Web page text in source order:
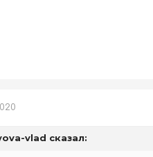
vlad сказал: